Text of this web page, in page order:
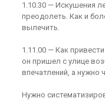
1.10.30 — Искушения
преодолеть. Как и
вылечить.
1.11.00 — Как
он пришел с улице
впечатлений, а нужно
Нужно